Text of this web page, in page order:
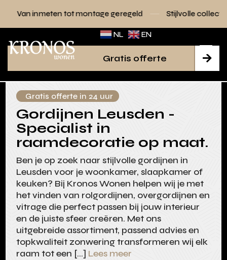
tot montage geregeld Stijlvolle collecties voor elk
NL EN

Gratis offerte
Gratis offerte in 24 uur
Gordijnen Leusden -
Specialist in
raamdecoratie op maat.
Ben je op zoek naar stijlvolle gordijnen in
Leusden voor je woonkamer, slaapkamer of
keuken? Bij Kronos Wonen helpen wij je met
het vinden van rolgordijnen, overgordijnen en
vitrage die perfect passen bij jouw interieur
en de juiste sfeer creëren. Met ons
uitgebreide assortiment, passend advies en
topkwaliteit zonwering transformeren wij elk
raam tot een […] Lees meer